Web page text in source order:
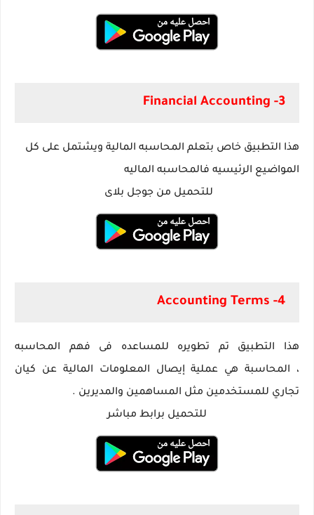
3- Financial Accounting‏
هذا التطبيق خاص بتعلم المحاسبه المالية ويشتمل على كل
المواضيع الرئيسيه فالمحاسبه الماليه
للتحميل من جوجل بلاى
4- Accounting Terms‏
هذا التطبيق تم تطويره للمساعده فى فهم المحاسبه
، المحاسبة هي عملية إيصال المعلومات المالية عن كيان
تجاري للمستخدمين مثل المساهمين والمديرين .
للتحميل برابط مباشر